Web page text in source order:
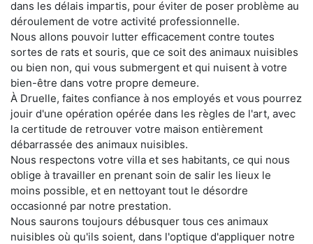
dans les délais impartis, pour éviter de poser problème au
déroulement de votre activité professionnelle.
Nous allons pouvoir lutter efficacement contre toutes
sortes de rats et souris, que ce soit des animaux nuisibles
ou bien non, qui vous submergent et qui nuisent à votre
bien-être dans votre propre demeure.
À Druelle, faites confiance à nos employés et vous pourrez
jouir d'une opération opérée dans les règles de l'art, avec
la certitude de retrouver votre maison entièrement
débarrassée des animaux nuisibles.
Nous respectons votre villa et ses habitants, ce qui nous
oblige à travailler en prenant soin de salir les lieux le
moins possible, et en nettoyant tout le désordre
occasionné par notre prestation.
Nous saurons toujours débusquer tous ces animaux
nuisibles où qu'ils soient, dans l'optique d'appliquer notre